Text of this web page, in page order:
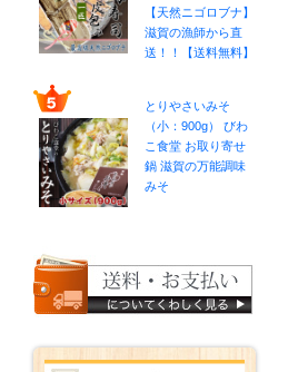
【天然ニゴロブナ】
滋賀の漁師から直
送！！【送料無料】
とりやさいみそ
（小：900g） びわ
こ食堂 お取り寄せ
鍋 滋賀の万能調味
みそ